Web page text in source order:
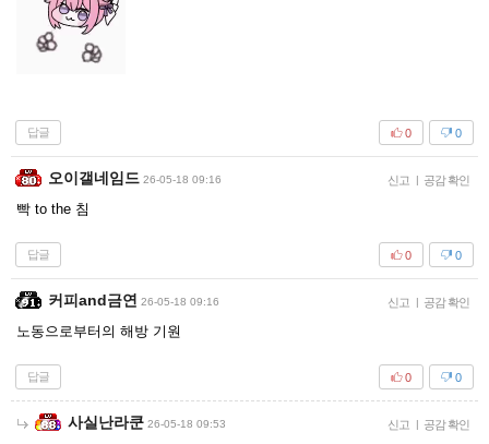
답글 0
0
오이갤네임드 26-05-18 09:16 신고 | 공감 확인
빡 to the 침
답글 0
0
커피and금연 26-05-18 09:16 신고 | 공감 확인
노동으로부터의 해방 기원
답글 0
0
사실난라쿤 26-05-18 09:53 신고 | 공감 확인